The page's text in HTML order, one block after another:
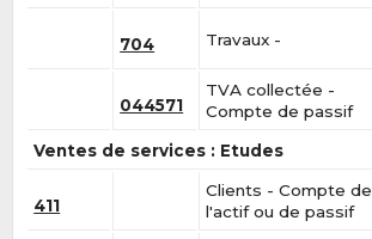
704 Travaux -
044571
TVA collectée -
Compte de passif
Ventes de services : Etudes
411
Clients - Compte de
l'actif ou de passif